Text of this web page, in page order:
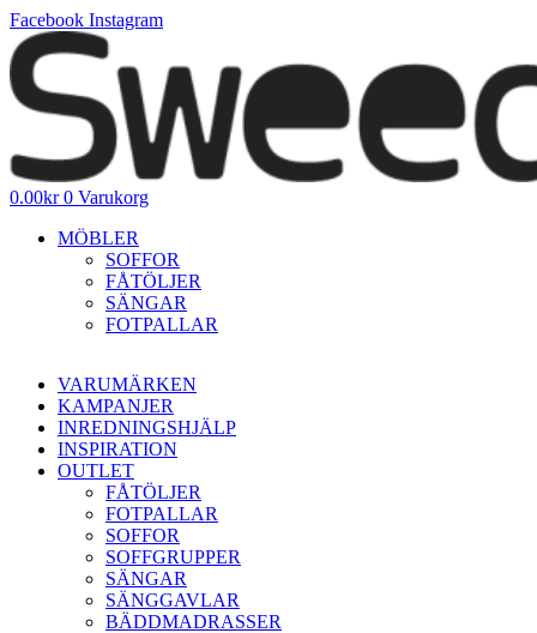
Hoppa
till
innehåll
Facebook Instagram
0.00kr 0 Varukorg
MÖBLER
SOFFOR
FÅTÖLJER
SÄNGAR
FOTPALLAR
VARUMÄRKEN
KAMPANJER
INREDNINGSHJÄLP
INSPIRATION
OUTLET
FÅTÖLJER
FOTPALLAR
SOFFOR
SOFFGRUPPER
SÄNGAR
SÄNGGAVLAR
BÄDDMADRASSER